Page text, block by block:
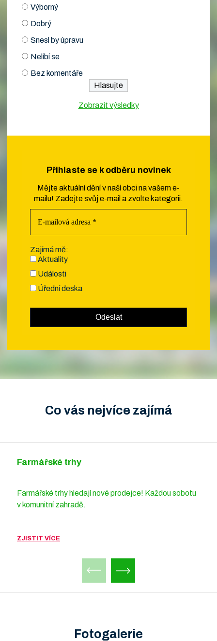
Výborný
Dobrý
Snesl by úpravu
Nelíbí se
Bez komentáře
Zobrazit výsledky
Přihlaste se k odběru novinek
Mějte aktuální dění v naší obci na vašem e-
mailu! Zadejte svůj e-mail a zvolte kategorii.
Zajímá mě:
Aktuality
Události
Úřední deska
Co vás nejvíce zajímá
Farmářské trhy
Farmářské trhy hledají nové prodejce! Každou sobotu
v komunitní zahradě.
ZJISTIT VÍCE
Fotogalerie